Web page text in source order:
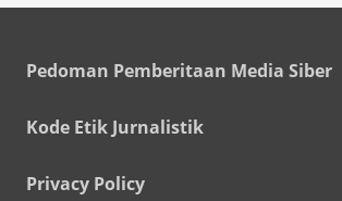
Pedoman Pemberitaan Media Siber
Kode Etik Jurnalistik
Privacy Policy